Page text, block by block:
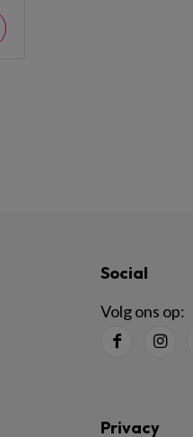
Social
Volg ons op:
Privacy